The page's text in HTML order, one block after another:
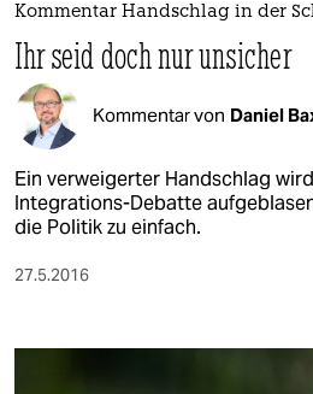
Kommentar Handschlag in der
Ihr seid doch nur unsicher
Kommentar von Daniel
Ein verweigerter Handschlag
Integrations-Debatte
die Politik zu einfach.
27.5.2016